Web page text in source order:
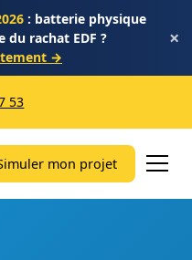
: batterie physique
rachat EDF ?
→
×
53
mon projet